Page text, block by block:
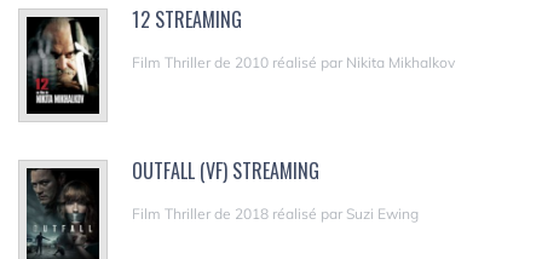
12 STREAMING
Film Thriller de 2010 réalisé par Nikita Mikhalkov
OUTFALL (VF) STREAMING
Film Thriller de 2018 réalisé par Suzi Ewing